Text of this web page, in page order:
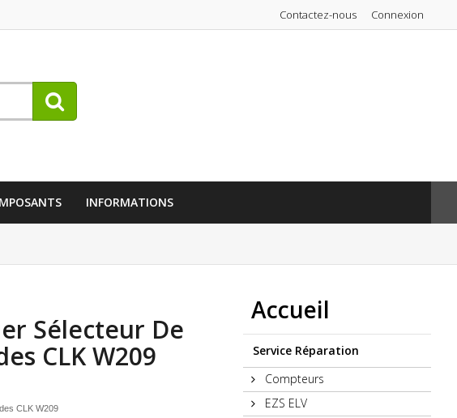
Connexion
Contactez-nous
INFORMATIONS
Sélecteur De
CLK W209
CLK W209
Accueil
Service Réparation
Compteurs
EZS ELV